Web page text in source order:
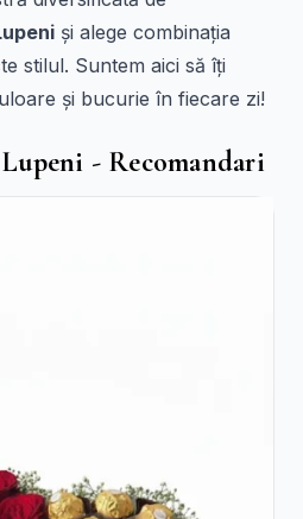
și alege combinația
stilul. Suntem aici să îți
și bucurie în fiecare zi!
- Recomandari